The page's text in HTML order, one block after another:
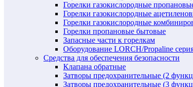
Горелки газокислородные
Горелки газокислородные
Горелки газокислородные
Горелки пропановые бытовые
Запасные части к горелкам
Оборудование LORCH/Propaline
Средства для обеспечения безопасности
Клапана обратные
Затворы предохранительные (2
Затворы предохранительные (3